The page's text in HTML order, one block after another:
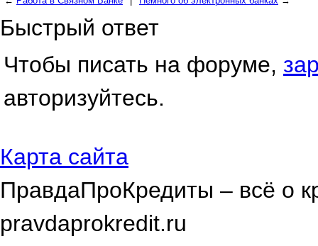
Быстрый ответ
Чтобы писать на форуме,
авторизуйтесь.
Карта сайта
ПравдаПроКредиты – всё о
pravdaprokredit.ru